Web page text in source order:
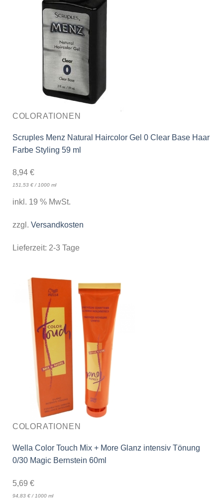
COLORATIONEN
Scruples Menz Natural Haircolor Gel 0 Clear Base Haar
Farbe Styling 59 ml
8,94 €
151,53 €/1000 ml
inkl. 19 % MwSt.
zzgl. Versandkosten
Lieferzeit: 2-3 Tage
COLORATIONEN
Wella Color Touch Mix + More Glanz intensiv Tönung
0/30 Magic Bernstein 60ml
5,69 €
94,83 €/ 1000 ml